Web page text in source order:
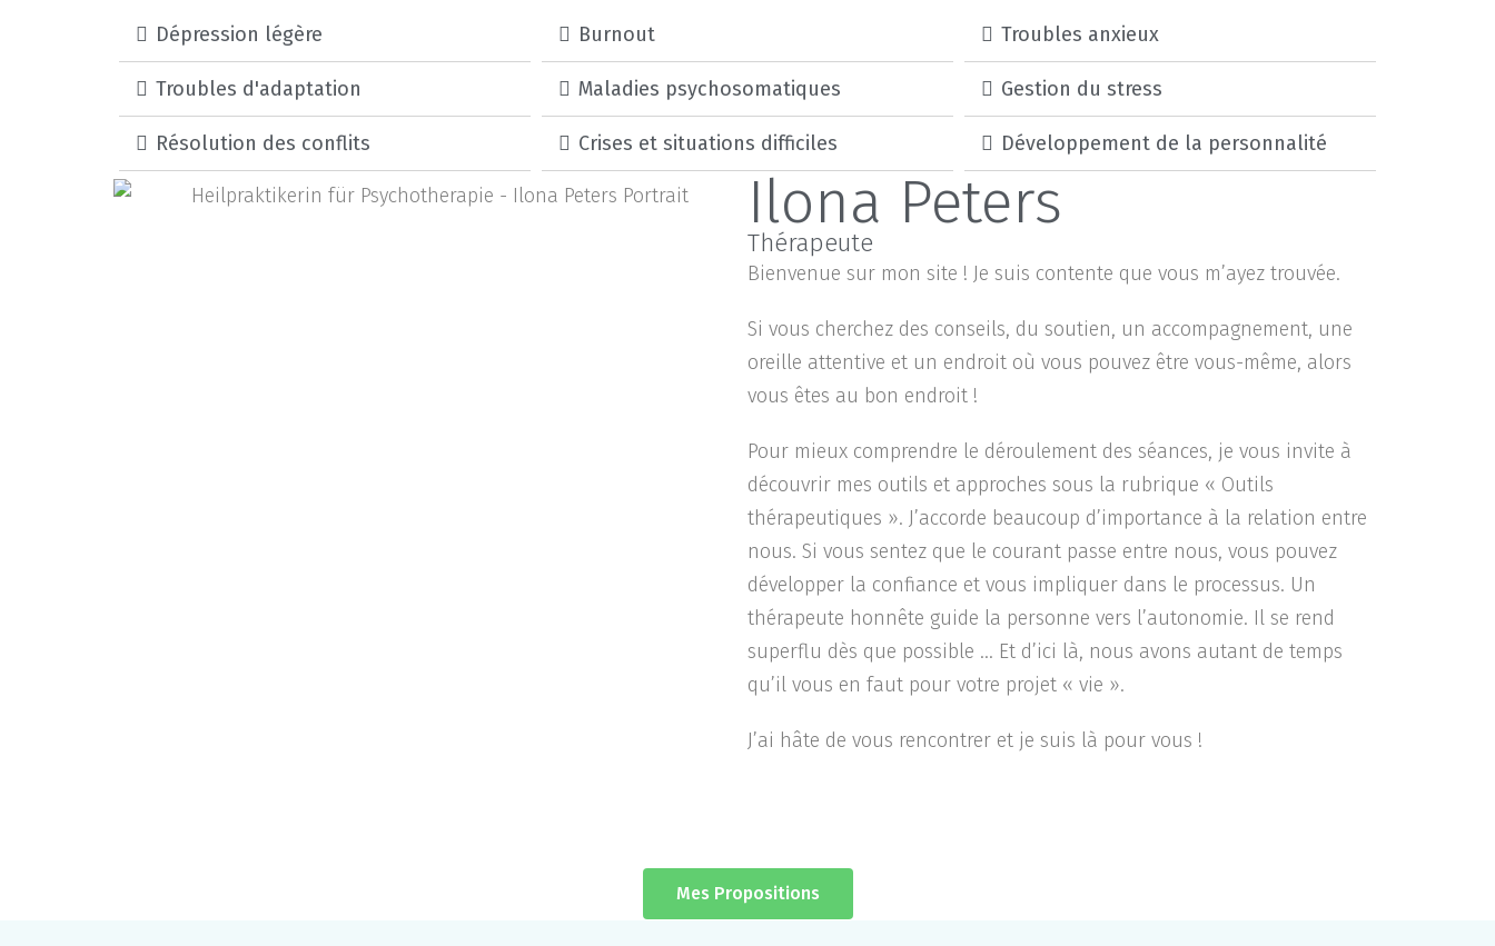
Dépression légère
Troubles d'adaptation
Résolution des conflits
Burnout
Maladies psychosomatiques
Crises et situations difficiles
Troubles anxieux
Gestion du stress
Développement de la personnalité
Ilona Peters
Thérapeute
Bienvenue sur mon site ! Je suis contente que vous m’ayez trouvée.
Si vous cherchez des conseils, du soutien, un accompagnement, une
oreille attentive et un endroit où vous pouvez être vous-même, alors
vous êtes au bon endroit !
Pour mieux comprendre le déroulement des séances, je vous invite à
découvrir mes outils et approches sous la rubrique « Outils
thérapeutiques ». J’accorde beaucoup d’importance à la relation entre
nous. Si vous sentez que le courant passe entre nous, vous pouvez
développer la confiance et vous impliquer dans le processus. Un
thérapeute honnête guide la personne vers l’autonomie. Il se rend
superflu dès que possible … Et d’ici là, nous avons autant de temps
qu’il vous en faut pour votre projet « vie ».
J’ai hâte de vous rencontrer et je suis là pour vous !
Mes Propositions